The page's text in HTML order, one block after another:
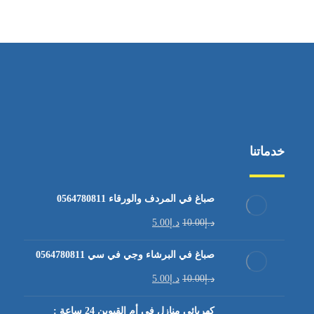
خدماتنا
صباغ في المردف والورقاء 0564780811
د.إ10.00 د.إ5.00
صباغ في البرشاء وجي في سي 0564780811
د.إ10.00 د.إ5.00
كهربائي منازل في أم القيوين 24 ساعة :